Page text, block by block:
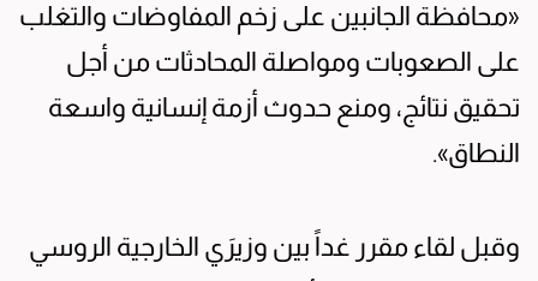
«محافظة الجانبين على زخم المفاوضات والتغلب
على الصعوبات ومواصلة المحادثات من أجل
تحقيق نتائج، ومنع حدوث أزمة إنسانية واسعة
النطاق».
وقبل لقاء مقرر غداً بين وزيرَي الخارجية الروسي